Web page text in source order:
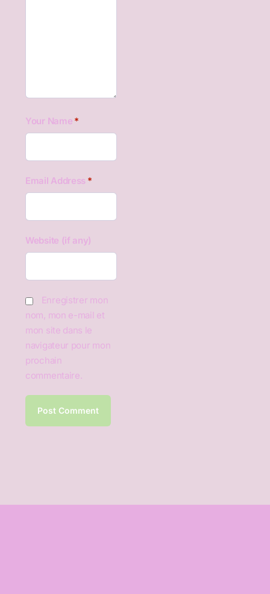
Your Name *
Email Address *
Website (if any)
Enregistrer mon
nom, mon e-mail et
mon site dans le
navigateur pour mon
prochain
commentaire.